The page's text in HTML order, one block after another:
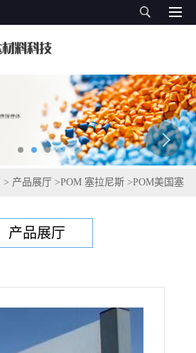
> 产品展厅 >POM 塞拉尼斯 >POM美国塞
产品展厅